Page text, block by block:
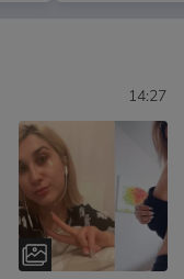
14:27